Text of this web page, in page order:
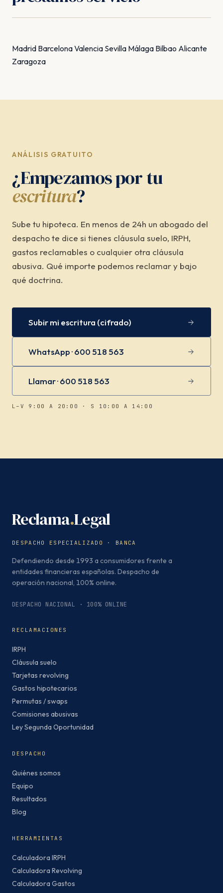
Madrid BarcelonaValencia Sevilla Málaga Bilbao Alicante
Zaragoza
ANÁLISIS GRATUITO
¿Empezamos por tu
escritura?
Sube tu hipoteca. En menos de 24h un abogado del
despacho te dice si tienes cláusula suelo, IRPH,
gastos reclamables o cualquier otra cláusula
abusiva. Qué importe podemos reclamar y bajo
qué doctrina.
Subir mi escritura (cifrado)
WhatsApp · 600 518 563
Llamar · 600 518 563
L–V 9:00 A 20:00 · S 10:00 A 14:00
Reclama.Legal
DESPACHO ESPECIALIZADO · BANCA
Defendiendo desde 1993 a consumidores frente a
entidades financieras españolas. Despacho de
operación nacional, 100% online.
DESPACHO NACIONAL · 100% ONLINE
RECLAMACIONES
IRPH
Cláusula suelo
Tarjetas revolving
Gastos hipotecarios
Permutas / swaps
Comisiones abusivas
Ley Segunda Oportunidad
DESPACHO
Quiénes somos
Equipo
Resultados
Blog
HERRAMIENTAS
Calculadora IRPH
Calculadora Revolving
Calculadora Gastos